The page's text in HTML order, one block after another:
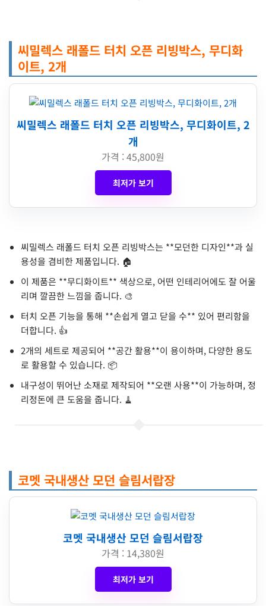
씨밀렉스 래폴드 터치 오픈 리빙박스, 무디화
이트, 2개
씨밀렉스 래폴드 터치 오픈 리빙박스, 무디화이트, 2
개
가격 : 45,800원
최저가 보기
씨밀렉스 래폴드 터치 오픈 리빙박스는 **모던한 디자인**과 실
용성을 겸비한 제품입니다. 🏠
이 제품은 **무디화이트** 색상으로, 어떤 인테리어에도 잘 어울
리며 깔끔한 느낌을 줍니다. 🎨
터치 오픈 기능을 통해 **손쉽게 열고 닫을 수** 있어 편리함을
더합니다. 👍
2개의 세트로 제공되어 **공간 활용**이 용이하며, 다양한 용도
로 활용할 수 있습니다. 📦
내구성이 뛰어난 소재로 제작되어 **오랜 사용**이 가능하며, 정
리정돈에 큰 도움을 줍니다. 🧹
코멧 국내생산 모던 슬림서랍장
코멧 국내생산 모던 슬림서랍장
가격 : 14,380원
최저가 보기